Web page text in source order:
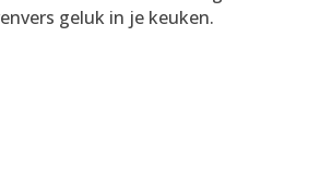
geluk in je keuken.